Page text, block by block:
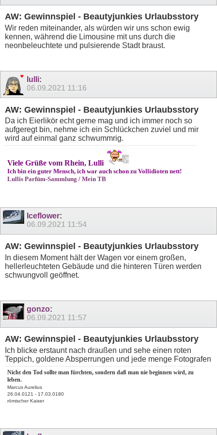
AW: Gewinnspiel - Beautyjunkies Urlaubsstory
Wir reden miteinander, als würden wir uns schon ewig
kennen, während die Limousine mit uns durch die
neonbeleuchtete und pulsierende Stadt braust.
lulli:
06.09.2021 11:16
AW: Gewinnspiel - Beautyjunkies Urlaubsstory
Da ich Eierlikör echt gerne mag und ich immer noch so
aufgeregt bin, nehme ich ein Schlückchen zuviel und mir
wird auf einmal ganz schwummrig.
Viele Grüße vom Rhein, Lulli
Ich bin ein guter Mensch, ich war auch schon zu Vollidioten nett!
Lullis Parfüm-Sammlung / Mein TB
Iceflower:
06.09.2021 11:54
AW: Gewinnspiel - Beautyjunkies Urlaubsstory
In diesem Moment hält der Wagen vor einem großen,
hellerleuchteten Gebäude und die hinteren Türen werden
schwungvoll geöffnet.
gonzo:
06.09.2021 11:57
AW: Gewinnspiel - Beautyjunkies Urlaubsstory
Ich blicke erstaunt nach draußen und sehe einen roten
Teppich, goldene Absperrungen und jede menge Fotografen
Nicht den Tod sollte man fürchten, sondern daß man nie beginnen wird, zu
leben.
Marcus Aurelius
26.04.0121 - 17.03.0180
römischer Kaiser